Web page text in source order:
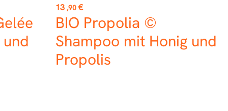
Preis
13 ,90 €
BIO Propolia ©
Shampoo mit Honig und
Propolis